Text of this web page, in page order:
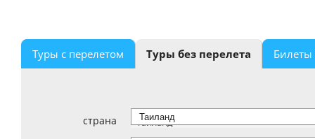
Туры с перелетом Туры без перелета Билеты
страна Таиланд